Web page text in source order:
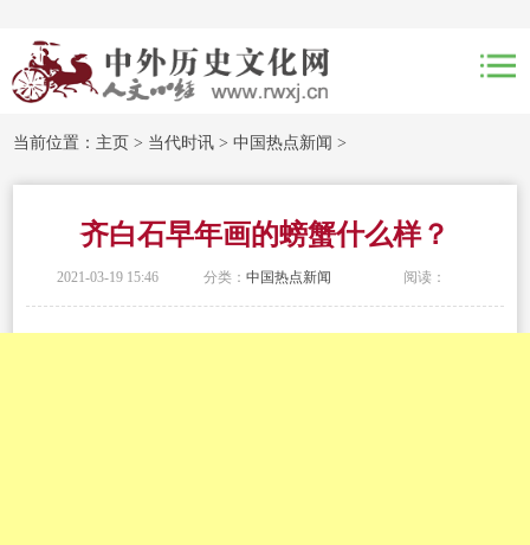
当前位置： 主页 > 当代时讯 >中国热点新闻 >
齐白石早年画的螃蟹什么样？
2021-03-19 15:46 分类： 中国热点新闻 阅读：